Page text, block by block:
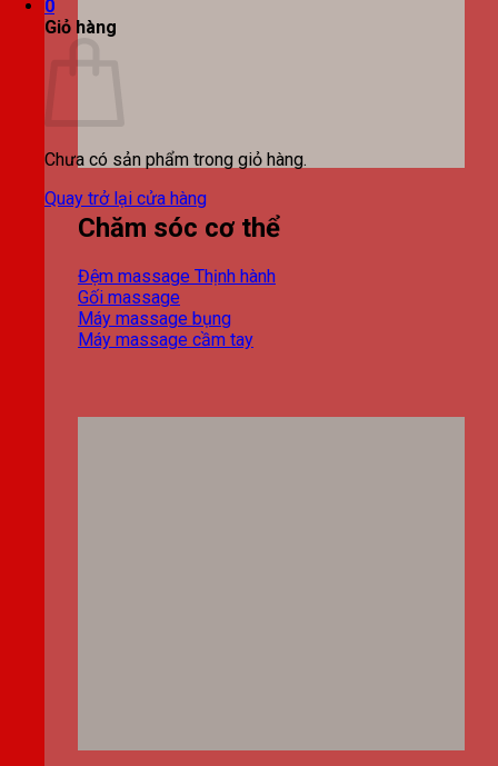
0
Giỏ hàng
Chưa có sản phẩm trong giỏ hàng.
Quay trở lại cửa hàng
Chăm sóc cơ thể
Đệm massage
Gối massage
Máy massage bụng
Máy massage cầm tay